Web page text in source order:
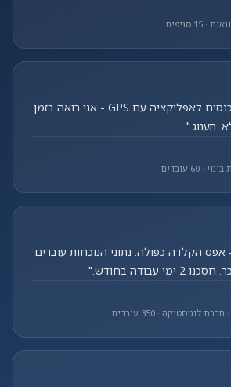
"עובדי שטח שלנו נכנסים לאפליקציה עם GPS - אני רואה בזמן
תענוג."
60 עובדים
הקלדה כפולה. נתוני הנוכחות עוברים
עבודה בחודש."